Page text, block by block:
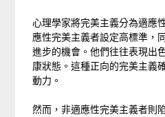
心理學家將完美主義分為適應
應性完美主義者設定高標準，
進步的機會。他們往往表現出
康狀態。這種正向的完美主義
動力。
然而，非適應性完美主義者則